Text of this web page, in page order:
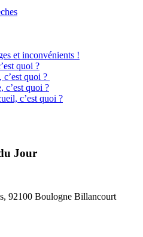
et inconvénients !
quoi ?
quoi ?
c’est quoi ?
c’est quoi ?
Jour
92100 Boulogne Billancourt